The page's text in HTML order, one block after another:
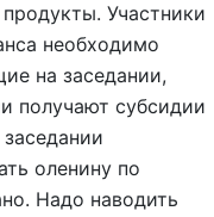
Участники
необходимо
на заседании,
получают субсидии
оленину по
Надо наводить